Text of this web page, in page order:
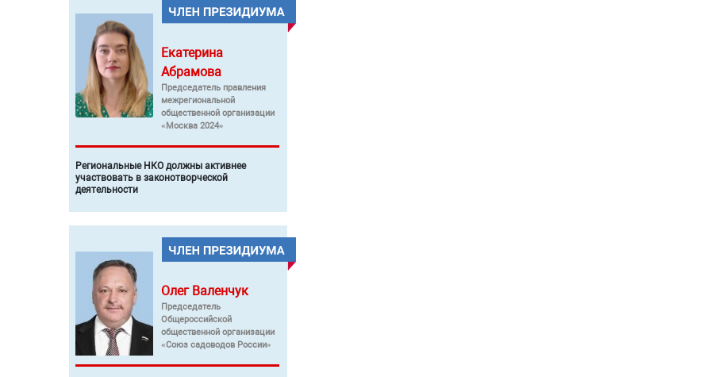
Екатерина
Абрамова
Председатель правления
межрегиональной
общественной организации
«Москва 2024»
Региональные НКО должны активнее
участвовать в законотворческой
деятельности
Олег Валенчук
Председатель
Общероссийской
общественной организации
«Союз садоводов России»